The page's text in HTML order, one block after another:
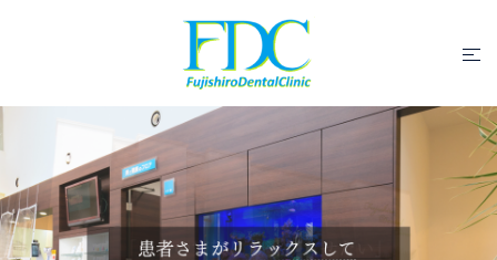
ツ
へ
ス
キ
ッ
ト
ル
ニ
ュ
ー